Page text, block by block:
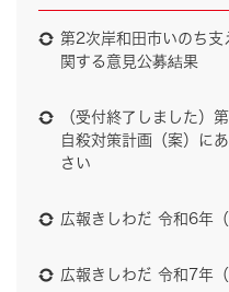
第2次岸和田市いのち支
関する意見公募結果
（受付終了しました）
自殺対策計画（案）に
さい
広報きしわだ 令和6年
広報きしわだ 令和7年